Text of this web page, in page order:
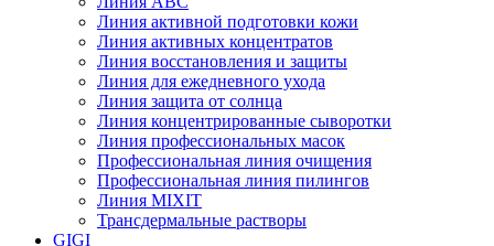
Линия активной подготовки кожи
Линия активных концентратов
Линия восстановления и защиты
Линия для ежедневного ухода
Линия защита от солнца
Линия концентрированные сыворотки
Линия профессиональных масок
Профессиональная линия очищения
Профессиональная линия пилингов
Линия MIXIT
Трансдермальные растворы
GIGI